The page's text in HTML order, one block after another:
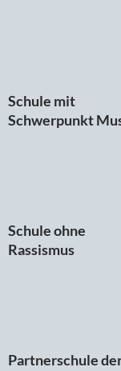
Schule mit
Schwerpunkt
Schule ohne
Rassismus
Partnerschule